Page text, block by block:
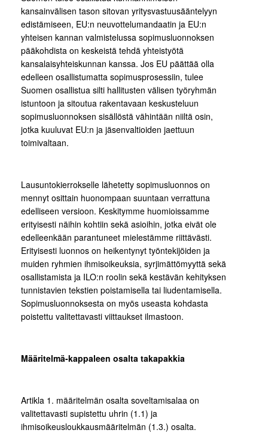
kansainvälisen tason sitovan yritysvastuusääntelyyn
edistämiseen, EU:n neuvottelumandaatin ja EU:n
yhteisen kannan valmistelussa sopimusluonnoksen
pääkohdista on keskeistä tehdä yhteistyötä
kansalaisyhteiskunnan kanssa. Jos EU päättää olla
edelleen osallistumatta sopimusprosessiin, tulee
Suomen osallistua silti hallitusten välisen työryhmän
istuntoon ja sitoutua rakentavaan keskusteluun
sopimusluonnoksen sisällöstä vähintään niiltä osin,
jotka kuuluvat EU:n ja jäsenvaltioiden jaettuun
toimivaltaan.
Lausuntokierrokselle lähetetty sopimusluonnos on
mennyt osittain huonompaan suuntaan verrattuna
edelliseen versioon. Keskitymme huomioissamme
erityisesti näihin kohtiin sekä asioihin, jotka eivät ole
edelleenkään parantuneet mielestämme riittävästi.
Erityisesti luonnos on heikentynyt työntekijöiden ja
muiden ryhmien ihmisoikeuksia, syrjimättömyyttä sekä
osallistamista ja ILO:n roolin sekä kestävän kehityksen
tunnistavien tekstien poistamisella tai liudentamisella.
Sopimusluonnoksesta on myös useasta kohdasta
poistettu valitettavasti viittaukset ilmastoon.
Määritelmä-kappaleen osalta takapakkia
Artikla 1. määritelmän osalta soveltamisalaa on
valitettavasti supistettu uhrin (1.1) ja
ihmisoikeusloukkausmääritelmän (1.3.) osalta.